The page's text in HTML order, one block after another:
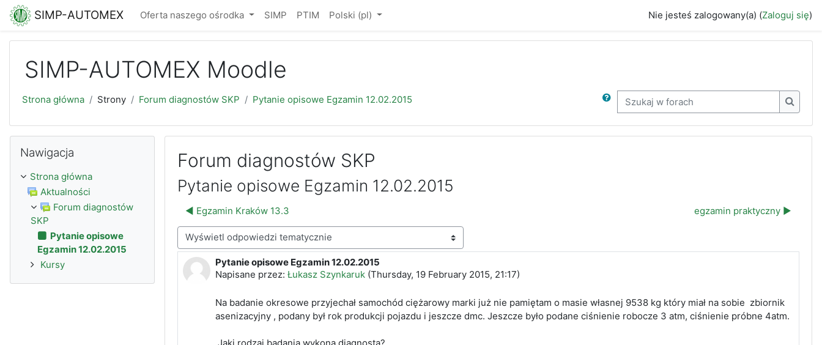
Przejdź do głównej zawartości
SIMP-AUTOMEX Oferta naszego ośrodka SIMP PTIM Polski ‎(pl)‎ Nie jesteś zalogowany(a) (Zaloguj się)
SIMP-AUTOMEX Moodle
Strona główna Strony Forum diagnostów SKP Pytanie opisowe Egzamin 12.02.2015
Szukaj w forach
Szukaj
Forum diagnostów SKP
Pytanie opisowe Egzamin 12.02.2015
◀︎ Egzamin Kraków 13.3 egzamin praktyczny ▶︎
Sposób wyświetlania
Pytanie opisowe Egzamin 12.02.2015
Napisane przez: Łukasz Szynkaruk(Thursday, 19 February 2015, 21:17)
Liczba odpowiedzi: 0
Na badanie okresowe przyjechał samochód ciężarowy marki już nie pamiętam o masie własnej 9538 kg który miał na sobie zbiornik
asenizacyjny , podany był rok produkcji pojazdu i jeszcze dmc. Jeszcze było podane ciśnienie robocze 3 atm, ciśnienie próbne 4atm.
Jaki rodzaj badania wykona diagnosta?
Nawigacja
Strona główna
Aktualności
Forum diagnostów
SKP
Pytanie opisowe
Egzamin 12.02.2015
Kursy